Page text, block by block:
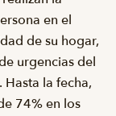
en el
de su hogar,
urgencias del
la fecha,
74% en los